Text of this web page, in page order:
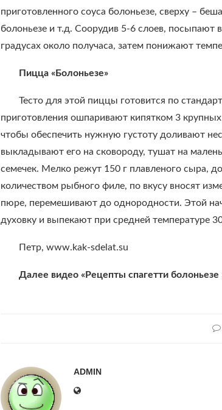
приготовленного соуса болоньезе, сверху –
болоньезе и т.д. Соорудив 5-6 слоев, посыпают
градусах около получаса, затем понижают
Пицца «Болоньезе»
Тесто для этой пиццы готовится по
приготовления ошпаривают кипятком 3
чтобы обеспечить нужную густоту доливают
выкладывают его на сковороду, тушат на
семечек. Мелко режут 150 г плавленого сыра,
количеством рыбного филе, по вкусу вносят
пюре, перемешивают до однородности. Этой
духовку и выпекают при средней температуре
Петр, www.kak-sdelat.su
Далее видео «Рецепты спагетти болоньезе
ADMIN